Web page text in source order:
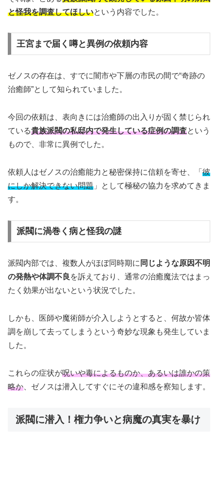
と怪我を調査してほしいという内容でした。
王宮まで届く噂と異例の依頼内容
ゼノスの存在は、すでに闇市や下層の市民の間で“奇跡の
治癒師”として知られていました。
今回の依頼は、表向きには治癒師の出入りが固く禁じられ
ている貴族派閥の私邸内で発生している症例の調査という
もので、非常に異例でした。
依頼人はゼノスの治癒能力と秘密保持に信頼を寄せ、「 彼
にしか解決できない問題 」として極秘の協力を求めてきま
す。
派閥に渦巻く病と怪我の謎
派閥内部では、複数人がほぼ同時期に 同じような原因不明
の発熱や体調不良 を訴えており、通常の治癒魔法ではまっ
たく効果が出ないという状況でした。
しかも、医師や魔術師が介入しようとすると、何故か皆体
調を崩して去ってしまうという奇妙な現象も発生していま
した。
これらの症状が呪いや毒によるものか、あるいは誰かの策
略か 、ゼノスは潜入してすぐにその違和感を察知します。
派閥に潜入！権力争いと病魔の真実を暴け